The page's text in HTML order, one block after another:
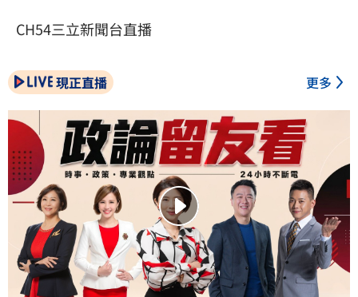
CH54三立新聞台直播
現正直播 更多